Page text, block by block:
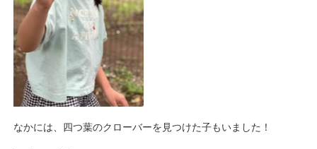
なかには、四つ葉のクローバーを見つけた子もいました！